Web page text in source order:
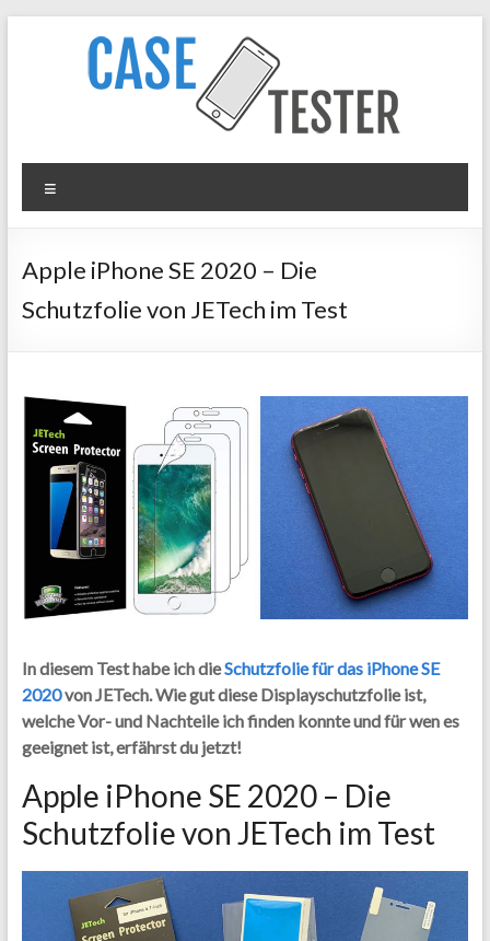
Case
Tester
Hüllen
&
Apple iPhone SE 2020 – Die
Schutzfolie von JETech im Test
In diesem Test habe ich dieSchutzfolie für das iPhone SE
2020von JETech. Wie gut diese Displayschutzfolie ist,
welche Vor- und Nachteile ich finden konnte und für wen es
geeignet ist, erfährst du jetzt!
Apple iPhone SE 2020 – Die
Schutzfolie von JETech im Test